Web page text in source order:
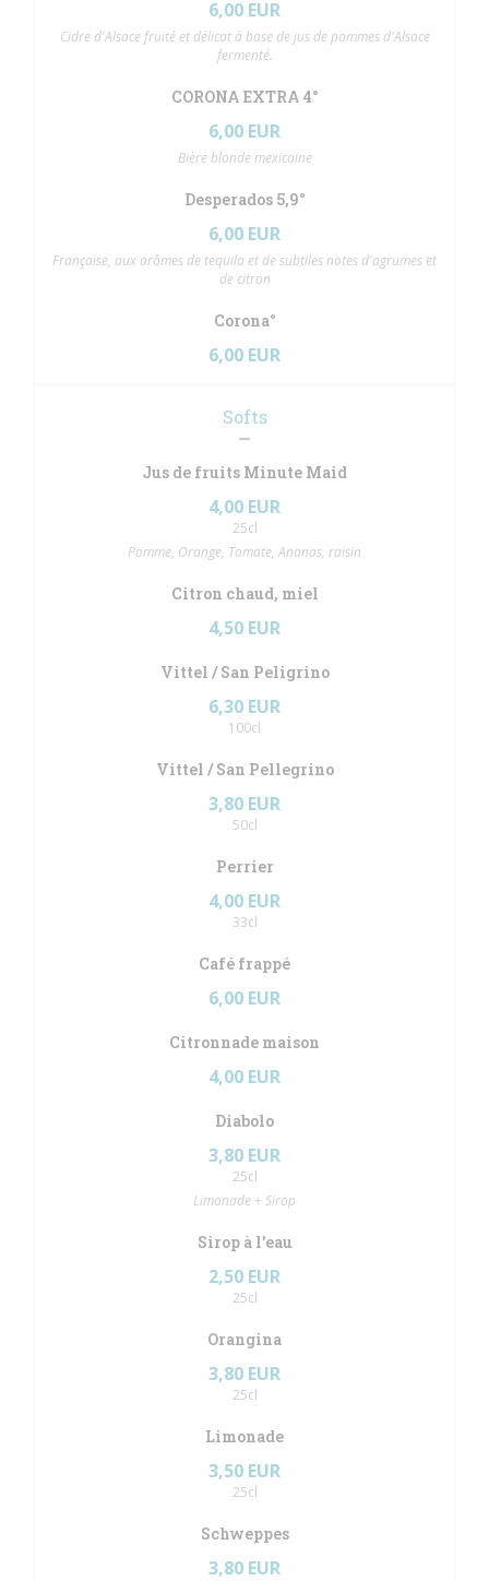
6,00 EUR
Cidre d'Alsace fruité et délicat à base de jus de pommes d'Alsace
fermenté.
CORONA EXTRA 4°
6,00 EUR
Bière blonde mexicaine
Desperados 5,9°
6,00 EUR
Française, aux arômes de tequila et de subtiles notes d'agrumes et
de citron
Corona°
6,00 EUR
Softs
Jus de fruits Minute Maid
4,00 EUR
25cl
Pomme, Orange, Tomate, Ananas, raisin
Citron chaud, miel
4,50 EUR
Vittel / San Peligrino
6,30 EUR
100cl
Vittel / San Pellegrino
3,80 EUR
50cl
Perrier
4,00 EUR
33cl
Café frappé
6,00 EUR
Citronnade maison
4,00 EUR
Diabolo
3,80 EUR
25cl
Limonade + Sirop
Sirop à l'eau
2,50 EUR
25cl
Orangina
3,80 EUR
25cl
Limonade
3,50 EUR
25cl
Schweppes
3,80 EUR